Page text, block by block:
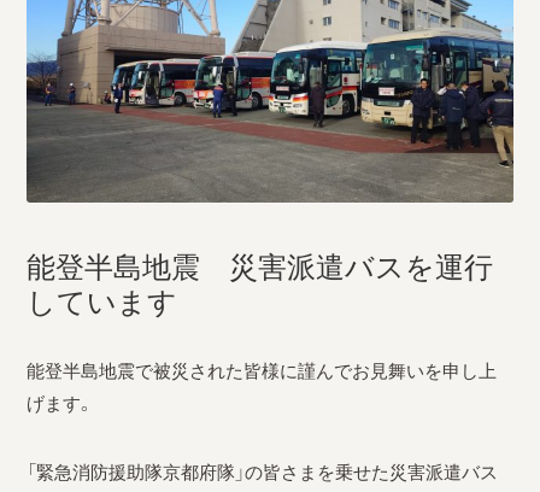
能登半島地震 災害派遣バスを運行
しています
能登半島地震で被災された皆様に謹んでお見舞いを申し上
げます。
「緊急消防援助隊京都府隊」の皆さまを乗せた災害派遣バス